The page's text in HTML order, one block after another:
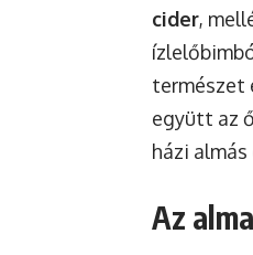
cider,
természet
együtt az
házi
Az